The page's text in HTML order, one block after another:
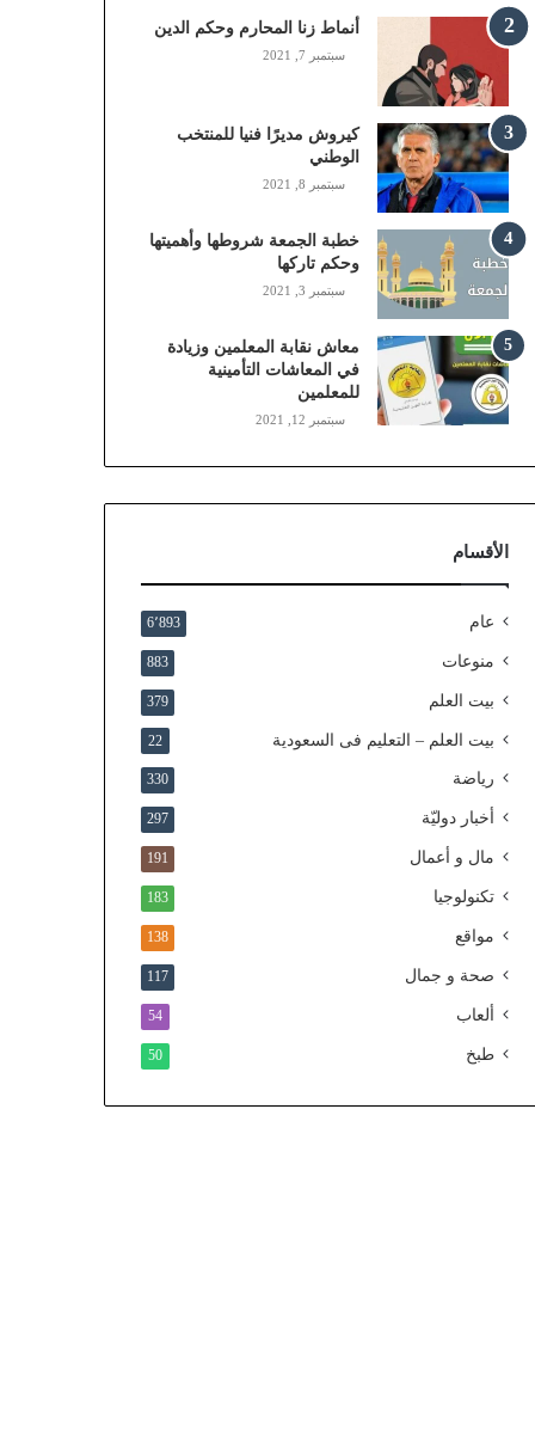
,
م
ا
ي
ل
ي
،
ز
ي
ن
)
ع
ب
ر
ا
ن
ذ
و
ن
ي
ل
م
ح
أنماط زنا المحارم وحكم الدين
سبتمبر 7, 2021
كيروش مديرًا فنيا للمنتخب
الوطني
سبتمبر 8, 2021
خطبة الجمعة شروطها وأهميتها
وحكم تاركها
سبتمبر 3, 2021
معاش نقابة المعلمين وزيادة
في المعاشات التأمينية
للمعلمين
سبتمبر 12, 2021
الأقسام
عام 6٬893
منوعات 883
بيت العلم 379
بيت العلم – التعليم فى السعودية 22
رياضة 330
أخبار دوليّة 297
مال و أعمال 191
تكنولوجيا 183
مواقع 138
صحة و جمال 117
ألعاب 54
طبخ 50